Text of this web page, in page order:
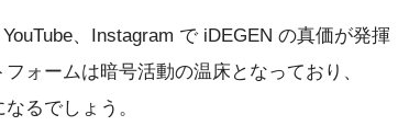
、Instagram で iDEGEN の真価が発揮
ォームは暗号活動の温床となっており、
るでしょう。